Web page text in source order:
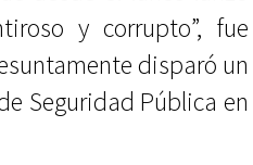
y corrupto”, fue
disparó un
Seguridad Pública en